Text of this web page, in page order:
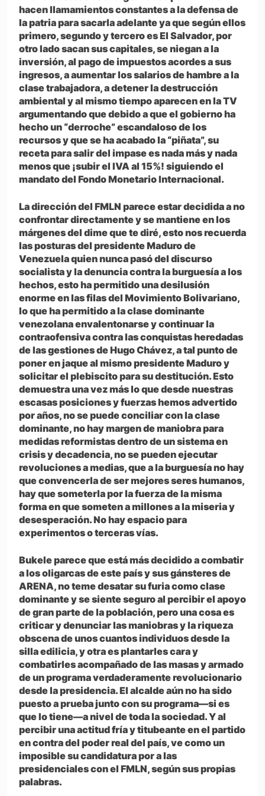
hacen llamamientos constantes a la defensa de
la patria para sacarla adelante ya que según ellos
primero, segundo y tercero es El Salvador, por
otro lado sacan sus capitales, se niegan a la
inversión, al pago de impuestos acordes a sus
ingresos, a aumentar los salarios de hambre a la
clase trabajadora, a detener la destrucción
ambiental y al mismo tiempo aparecen en la TV
argumentando que debido a que el gobierno ha
hecho un “derroche” escandaloso de los
recursos y que se ha acabado la “piñata”, su
receta para salir del impase es nada más y nada
menos que ¡subir el IVA al 15%! siguiendo el
mandato del Fondo Monetario Internacional.
La dirección del FMLN parece estar decidida a no
confrontar directamente y se mantiene en los
márgenes del dime que te diré, esto nos recuerda
las posturas del presidente Maduro de
Venezuela quien nunca pasó del discurso
socialista y la denuncia contra la burguesía a los
hechos, esto ha permitido una desilusión
enorme en las filas del Movimiento Bolivariano,
lo que ha permitido a la clase dominante
venezolana envalentonarse y continuar la
contraofensiva contra las conquistas heredadas
de las gestiones de Hugo Chávez, a tal punto de
poner en jaque al mismo presidente Maduro y
solicitar el plebiscito para su destitución. Esto
demuestra una vez más lo que desde nuestras
escasas posiciones y fuerzas hemos advertido
por años, no se puede conciliar con la clase
dominante, no hay margen de maniobra para
medidas reformistas dentro de un sistema en
crisis y decadencia, no se pueden ejecutar
revoluciones a medias, que a la burguesía no hay
que convencerla de ser mejores seres humanos,
hay que someterla por la fuerza de la misma
forma en que someten a millones a la miseria y
desesperación. No hay espacio para
experimentos o terceras vías.
Bukele parece que está más decidido a combatir
a los oligarcas de este país y sus gánsteres de
ARENA, no teme desatar su furia como clase
dominante y se siente seguro al percibir el apoyo
de gran parte de la población, pero una cosa es
criticar y denunciar las maniobras y la riqueza
obscena de unos cuantos individuos desde la
silla edilicia, y otra es plantarles cara y
combatirles acompañado de las masas y armado
de un programa verdaderamente revolucionario
desde la presidencia. El alcalde aún no ha sido
puesto a prueba junto con su programa—si es
que lo tiene—a nivel de toda la sociedad. Y al
percibir una actitud fría y titubeante en el partido
en contra del poder real del país, ve como un
imposible su candidatura por a las
presidenciales con el FMLN, según sus propias
palabras.